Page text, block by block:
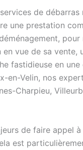
de
une prestation
en vue de sa
fastidieuse en
en-Velin, nos
Charpieu,
de faire appel
est